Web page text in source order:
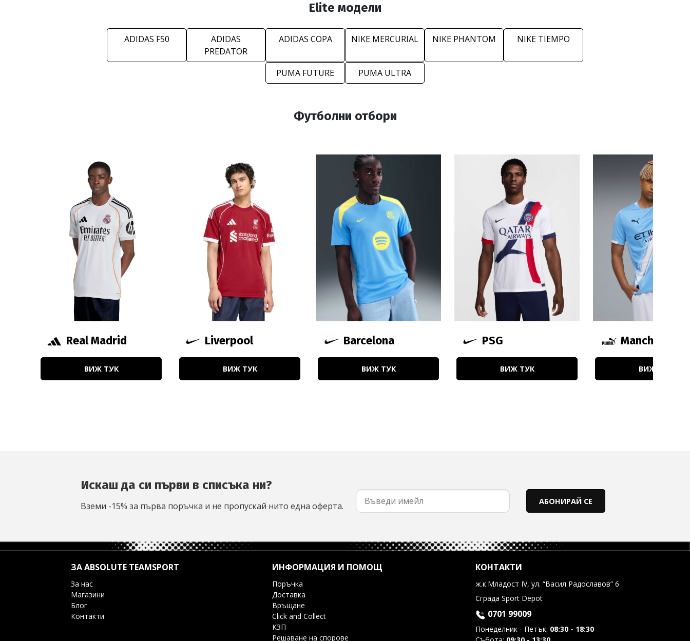
Elite модели
ADIDAS F50
ADIDAS
PREDATOR
ADIDAS COPA NIKE MERCURIAL NIKE PHANTOM NIKE TIEMPO
PUMA FUTURE PUMA ULTRA
Футболни отбори
Real Madrid
ВИЖ ТУК
Liverpool
ВИЖ ТУК
Barcelona
ВИЖ ТУК
PSG
ВИЖ ТУК
Manchester
ВИЖ ТУК
Искаш да си първи в списъка ни?
Вземи -15% за първа поръчка и не пропускай нито една оферта. АБОНИРАЙ СЕ
ЗА ABSOLUTE TEAMSPORT
За нас
Магазини
Блог
Контакти
ИНФОРМАЦИЯ И ПОМОЩ
Поръчка
Доставка
Връщане
Click and Collect
КЗП
Решаване на спорове
КОНТАКТИ
ж.к.Младост IV, ул. “Васил Радославов” 6
Сграда Sport Depot
0701 99009
Понеделник - Петък: 08:30 - 18:30